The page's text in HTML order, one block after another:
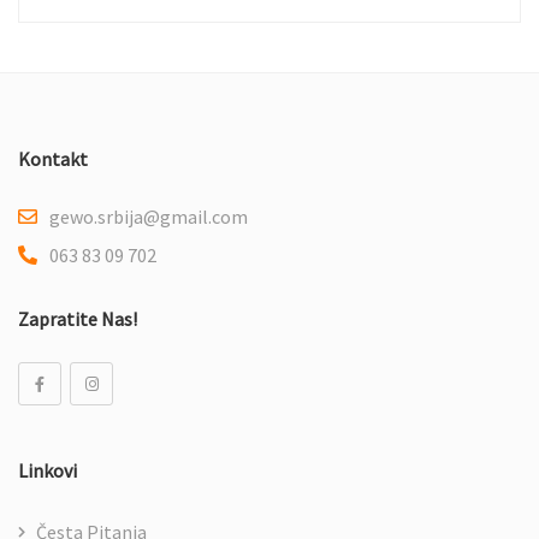
Kontakt
gewo.srbija@gmail.com
063 83 09 702
Zapratite Nas!
Linkovi
Česta Pitanja